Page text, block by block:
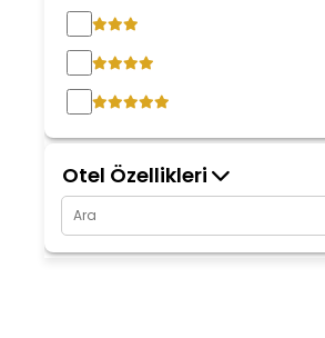
Otel Özellikleri